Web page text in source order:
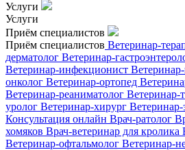
Услуги
Услуги
Приём специалистов
Приём специалистов Ветеринар-
дерматолог Ветеринар-
Ветеринар-инфекционист
онколог Ветеринар-ортопед
Ветеринар-реаниматолог Ветеринар-
уролог Ветеринар-хирург
Консультация онлайн Врач-ратолог
хомяков Врач-ветеринар для кролика
Ветеринар-офтальмолог Ветеринар-